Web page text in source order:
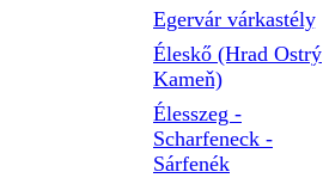
Egervár várkastély
Éleskő (Hrad Ostrý
Kameň)
Élesszeg -
Scharfeneck -
Sárfenék